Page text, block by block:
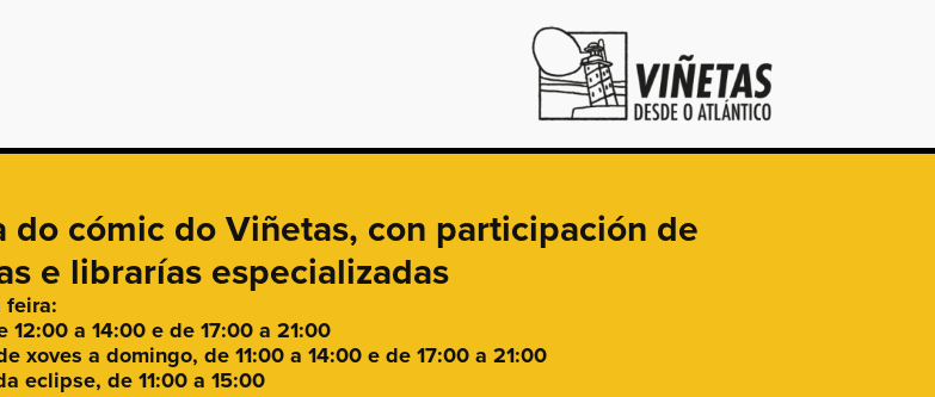
do cómic do Viñetas, con participación de
e librarías especializadas
feira:
12:00 a 14:00 e de 17:00 a 21:00
xoves a domingo, de 11:00 a 14:00 e de 17:00 a 21:00
eclipse, de 11:00 a 15:00